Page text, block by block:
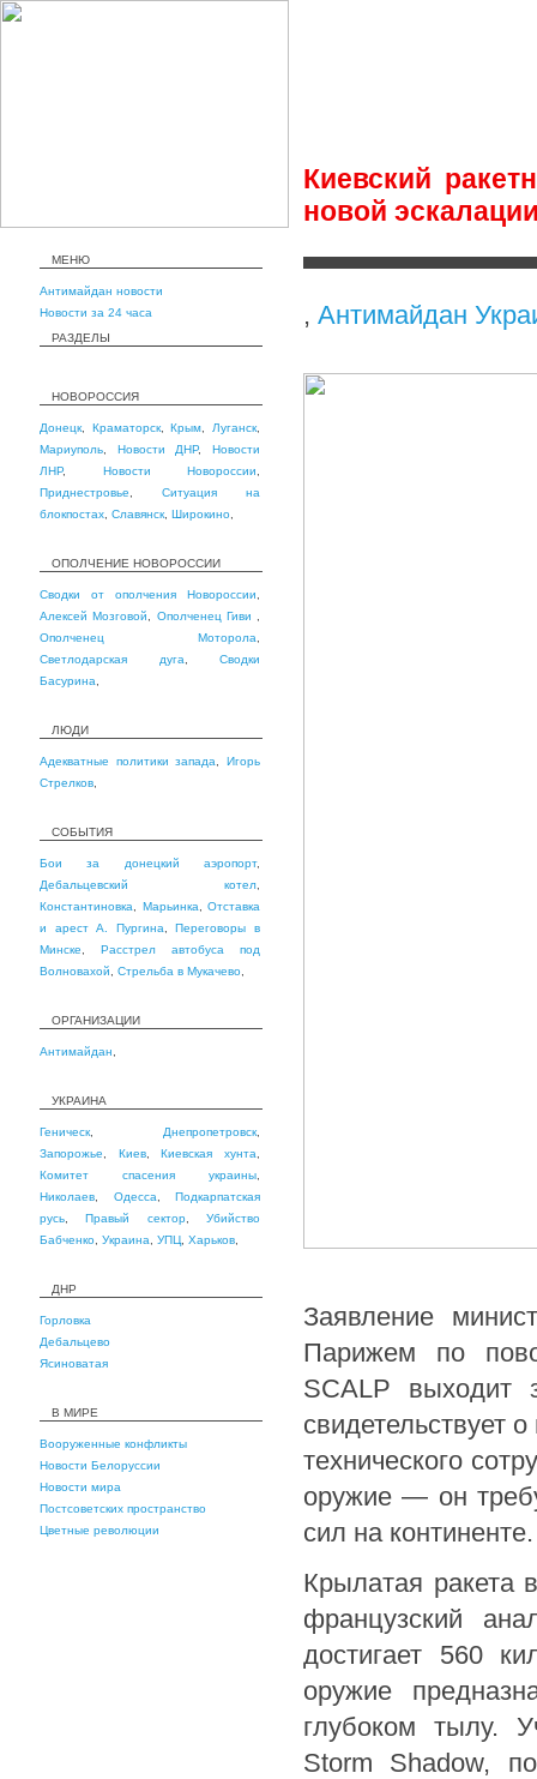
Киевский
новой
МЕНЮ
Антимайдан новости
Новости за 24 часа
РАЗДЕЛЫ
НОВОРОССИЯ
Донецк Краматорск,Крым Луганск
Мариуполь
Новости ДНР,Новости
ЛНР, Новости Новороссии
Приднестровье
Ситуация на
блокпостах Славянск Широкино
ОПОЛЧЕНИЕ НОВОРОССИИ
Сводки от ополчения Новороссии
Алексей Мозговой
Ополченец Гиви
Ополченец Моторола
Светлодарская дуга
Сводки
Басурина
ЛЮДИ
Адекватные политики запада ,Игорь
Стрелков
СОБЫТИЯ
Бои за донецкий аэропорт,
Дебальцевский котел
Константиновка
Марьинка
Отставка
и арест А. Пургина ,Переговоры в
Минске
Расстрел автобуса под
Волновахой
Стрельба в Мукачево
ОРГАНИЗАЦИИ
Антимайдан
УКРАИНА
Геническ Днепропетровск
Запорожье
Киев,Киевская хунта
Комитет спасения украины
Николаев
Одесса
Подкарпатская
русь ,Правый сектор,Убийство
Бабченко Украина УПЦ Харьков
ДНР
Горловка
Дебальцево
Ясиноватая
В МИРЕ
Вооруженные конфликты
Новости Белоруссии
Новости мира
Постсоветских пространство
Цветные революции
, Антимайдан
Заявление
Парижем по
SCALP выходит
свидетельствует
технического
оружие — он
сил на континенте.
Крылатая ракета
французский
достигает 560
оружие
глубоком тылу.
Storm Shadow,